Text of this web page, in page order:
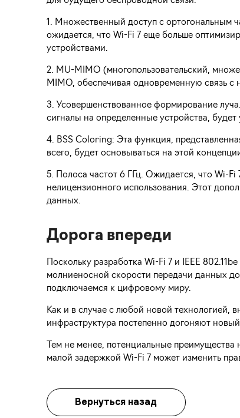
1. Множественный доступ с ортогональным
ожидается, что Wi-Fi 7 еще больше
устройствами.
2. MU-MIMO (многопользовательский,
MIMO, обеспечивая одновременную связь с
3. Усовершенствованное формирование
сигналы на определенные устройства,
4. BSS Coloring: Эта функция,
всего, будет основываться на этой
5. Полоса частот 6 ГГц. Ожидается, что Wi-Fi
нелицензионного использования. Этот
данных.
Дорога впереди
Поскольку разработка Wi-Fi 7 и IEEE
молниеносной скорости передачи данных
подключаемся к цифровому миру.
Как и в случае с любой новой технологией,
инфраструктура постепенно догоняют новый
Тем не менее, потенциальные
малой задержкой Wi-Fi 7 может изменить
Вернуться назад